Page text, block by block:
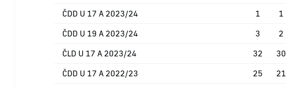
ČDD U 17 A 2023/24 1 1
ČDD U 19 A 2023/24 3 2
ČLD U 17 A 2023/24 32 30
ČDD U 17 A 2022/23 25 21